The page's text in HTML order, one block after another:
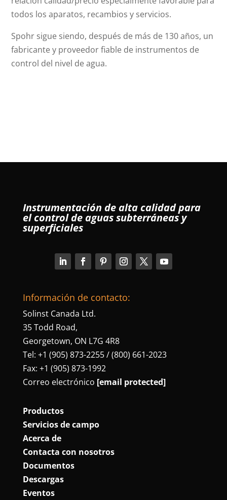
todos los aparatos, recambios y servicios.
Spohr sigue siendo, después de más de 130 años, un
fabricante y proveedor fiable de instrumentos de
control del nivel de agua.
Instrumentación de alta calidad para
el control de aguas subterráneas y
superficiales
Información de contacto:
Solinst Canada Ltd.
35 Todd Road,
Georgetown, ON L7G 4R8
Tel: +1 (905) 873-2255 / (800) 661-2023
Fax: +1 (905) 873-1992
Correo electrónico [email protected]
Productos
Servicios de campo
Acerca de
Contacta con nosotros
Documentos
Descargas
Eventos